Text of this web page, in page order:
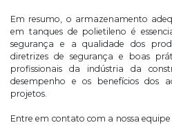
Em resumo, o armazenamento
em tanques de polietileno é
segurança e a qualidade dos
diretrizes de segurança e boas
profissionais da indústria da
desempenho e os benefícios dos
projetos.
Entre em contato com a nossa